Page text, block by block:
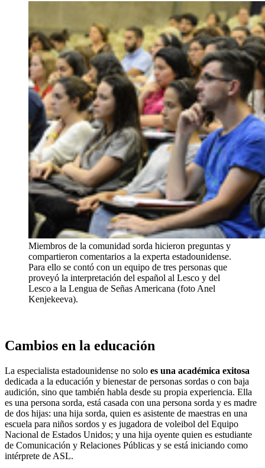
Miembros de la comunidad sorda hicieron preguntas y
compartieron comentarios a la experta estadounidense.
Para ello se contó con un equipo de tres personas que
proveyó la interpretación del español al Lesco y del
Lesco a la Lengua de Señas Americana (foto Anel
Kenjekeeva).
Cambios en la educación
La especialista estadounidense no solo es una académica exitosa
dedicada a la educación y bienestar de personas sordas o con baja
audición, sino que también habla desde su propia experiencia. Ella
es una persona sorda, está casada con una persona sorda y es madre
de dos hijas: una hija sorda, quien es asistente de maestras en una
escuela para niños sordos y es jugadora de voleibol del Equipo
Nacional de Estados Unidos; y una hija oyente quien es estudiante
de Comunicación y Relaciones Públicas y se está iniciando como
intérprete de ASL.